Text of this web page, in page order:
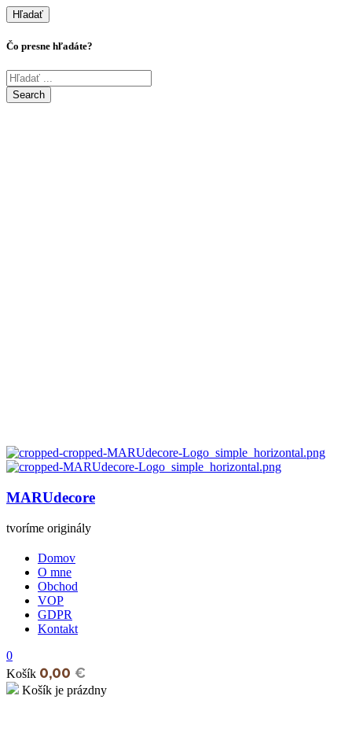
Hľadať
Čo presne hľadáte?
MARUdecore
tvoríme originály
Domov
O mne
Obchod
VOP
GDPR
Kontakt
0
Košík 0,00 €
Košík je prázdny